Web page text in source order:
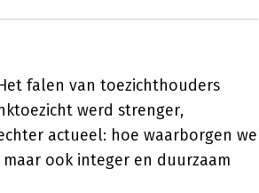
falen van toezichthouders
werd strenger,
actueel: hoe waarborgen we
ook integer en duurzaam